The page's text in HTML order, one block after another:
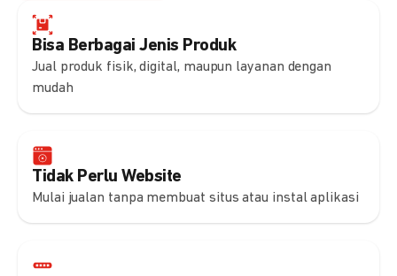
Bisa Berbagai Jenis Produk
Jual produk fisik, digital, maupun layanan dengan
mudah
Tidak Perlu Website
Mulai jualan tanpa membuat situs atau instal aplikasi